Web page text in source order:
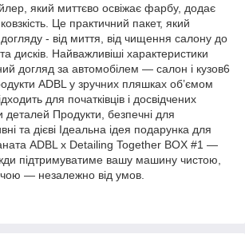
який миттєво освіжає фарбу, додає
Це практичний пакет, який
- від миття, від чищення салону до
дисків. Найважливіші характеристики
догляд за автомобілем — салон і кузов6
ADBL у зручних пляшках об’ємом
для початківців і досвідчених
деталей Продукти, безпечні для
та дієві Ідеальна ідея подарунка для
ADBL x Detailing Together BOX #1 —
підтримуватиме вашу машину чистою,
— незалежно від умов.